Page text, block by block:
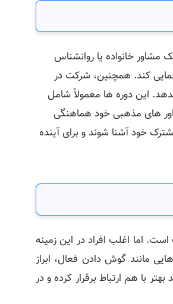
مشاور خانواده یا روانشناس
کند. همچنین، شرکت در
این دوره‌ ها معمولاً شامل
های مذهبی خود هماهنگی
خود آشنا شوند و برای آینده
اما اغلب افراد در این زمینه
مانند گوش دادن فعال، ابراز
با هم ارتباط برقرار کرده و در